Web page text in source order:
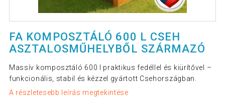
FA KOMPOSZTÁLÓ 600 L CSEH
ASZTALOSMŰHELYBŐL SZÁRMAZÓ
Massív komposztáló 600 l praktikus fedéllel és kiürítővel –
funkcionális, stabil és kézzel gyártott Csehországban.
A részletesebb leírás megtekintése